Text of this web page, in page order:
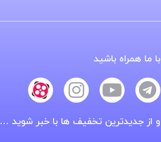
با ما همراه باشید
و از جدیدترین تخفیف ها با خبر شوید …